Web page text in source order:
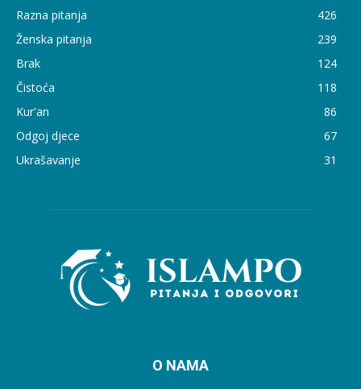
Razna pitanja
426
Ženska pitanja
239
Brak
124
Čistoća
118
Kur'an
86
Odgoj djece
67
Ukrašavanje
31
O NAMA